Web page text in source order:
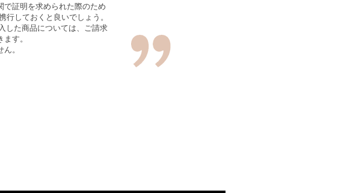
で証明を求められた際のため
しておくと良いでしょう。
した商品については、ご請求
す。
ん。